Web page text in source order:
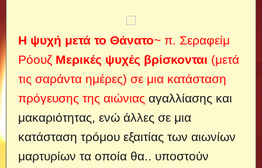
Η ψυχή μετά το Θάνατο~ π. Σεραφείμ
Ρόουζ Μερικές ψυχές βρίσκονται (μετά
τις σαράντα ημέρες) σε μια κατάσταση
πρόγευσης της αιώνιας αγαλλίασης και
μακαριότητας, ενώ άλλες σε μια
κατάσταση τρόμου εξαιτίας των αιωνίων
μαρτυρίων τα οποία θα.. υποστούν